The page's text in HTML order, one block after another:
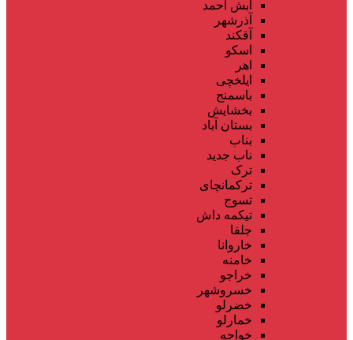
آبش احمد
آذرشهر
آقکند
اسکو
اهر
ایلخچی
باسمنج
بخشایش
بستان آباد
بناب
ناب جدید
ترک
ترکمانچای
تسوج
تیکمه داش
جلفا
خاروانا
خامنه
خراجو
خسروشهر
خضرلو
خمارلو
خواجه